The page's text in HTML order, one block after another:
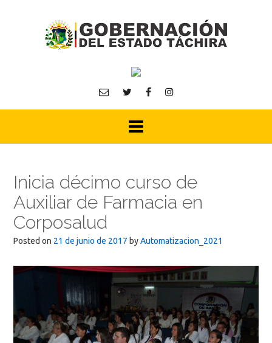
Inicia décimo curso de
Auxiliar de Farmacia en
Corposalud
Posted on 21 de junio de 2017 byAutomatizacion_2021